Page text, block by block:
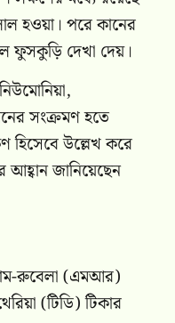
হওয়া। পরে কানের
ফুসকুড়ি দেখা দেয়।
সংক্রমণ হতে
হিসেবে উল্লেখ করে
জানিয়েছেন
রুবেলা (এমআর)
(টিডি) টিকার